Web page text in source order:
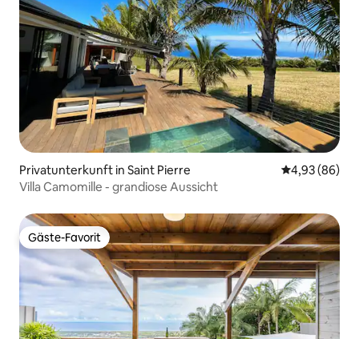
Privatunterkunft in Saint Pierre
4,93 (86)
Villa Camomille - grandiose Aussicht
Gäste-Favorit
Gäste-Favorit